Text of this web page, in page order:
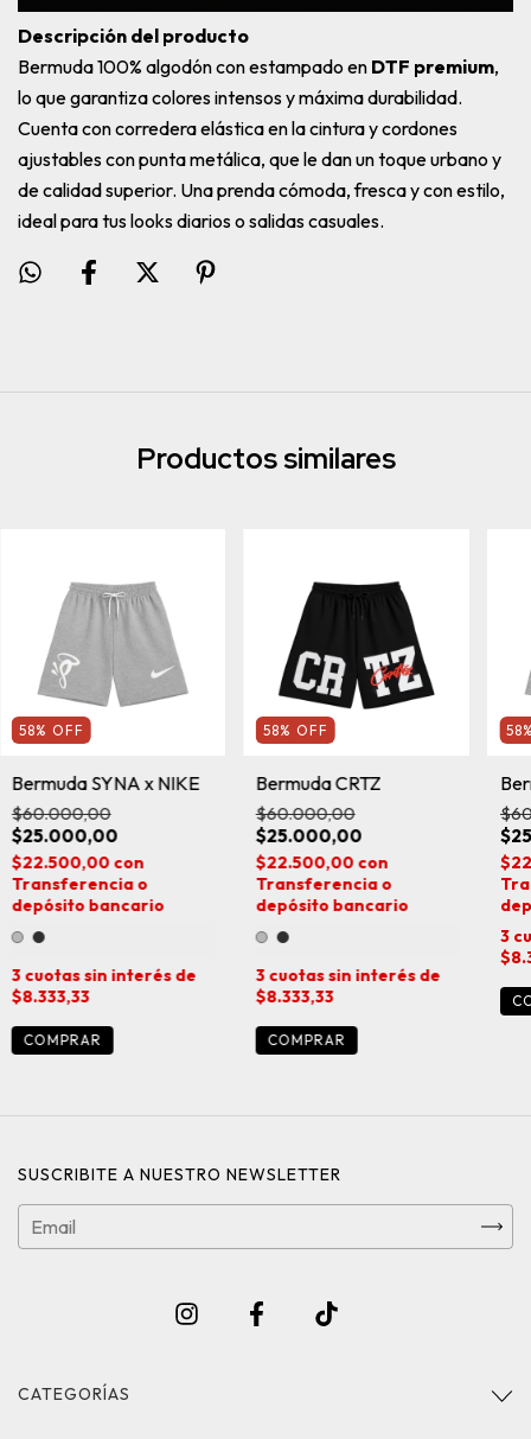
Descripción del producto
Bermuda 100% algodón con estampado en DTF premium,
lo que garantiza colores intensos y máxima durabilidad.
Cuenta con corredera elástica en la cintura y cordones
ajustables con punta metálica, que le dan un toque urbano y
de calidad superior. Una prenda cómoda, fresca y con estilo,
ideal para tus looks diarios o salidas casuales.
Productos similares
58% OFF
Bermuda SYNA x NIKE
$60.000,00
$25.000,00
$22.500,00 con
Transferencia o
depósito bancario
3cuotas sin interés de
$8.333,33
COMPRAR
58% OFF
Bermuda CRTZ
$60.000,00
$25.000,00
$22.500,00 con
Transferencia o
depósito bancario
3cuotas sin interés de
$8.333,33
COMPRAR
58
3
SUSCRIBITE A NUESTRO NEWSLETTER
CATEGORÍAS